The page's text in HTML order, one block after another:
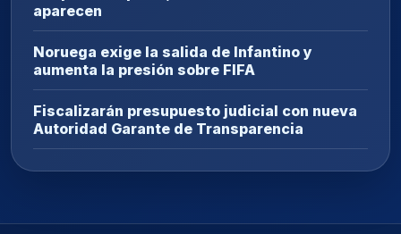
aparecen
Noruega exige la salida de Infantino y
aumenta la presión sobre FIFA
Fiscalizarán presupuesto judicial con nueva
Autoridad Garante de Transparencia